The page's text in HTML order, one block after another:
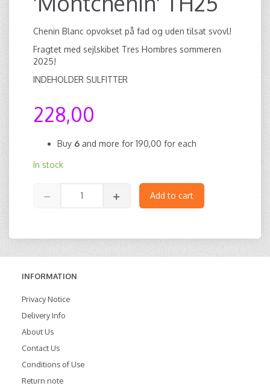
Chenin Blanc opvokset på fad og uden tilsat svovl!
Fragtet med sejlskibet Tres Hombres sommeren
2025!
INDEHOLDER SULFITTER
228,00
Buy 6 and more for 190,00 for each
In stock
Add to cart
INFORMATION
Privacy Notice
Delivery Info
About Us
Contact Us
Conditions of Use
Return note